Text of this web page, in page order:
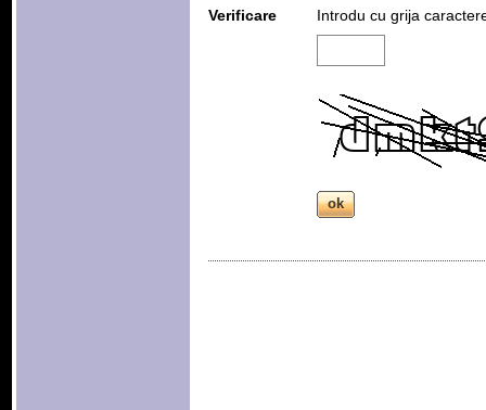
Verificare Introdu cu grija